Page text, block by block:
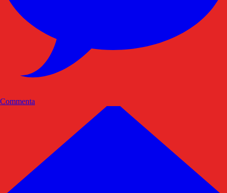
Commenta